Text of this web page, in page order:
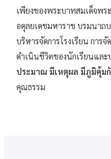
เพียงของพระบาทสมเด็จพ
อดุลยเดชมหาราช บรมนาถ
บริหารจัดการโรงเรียน การ
ดำเนินชีวิตของนักเรียนและ
ประมาณ มีเหตุผล มีภูมิคุ้ม
คุณธรรม